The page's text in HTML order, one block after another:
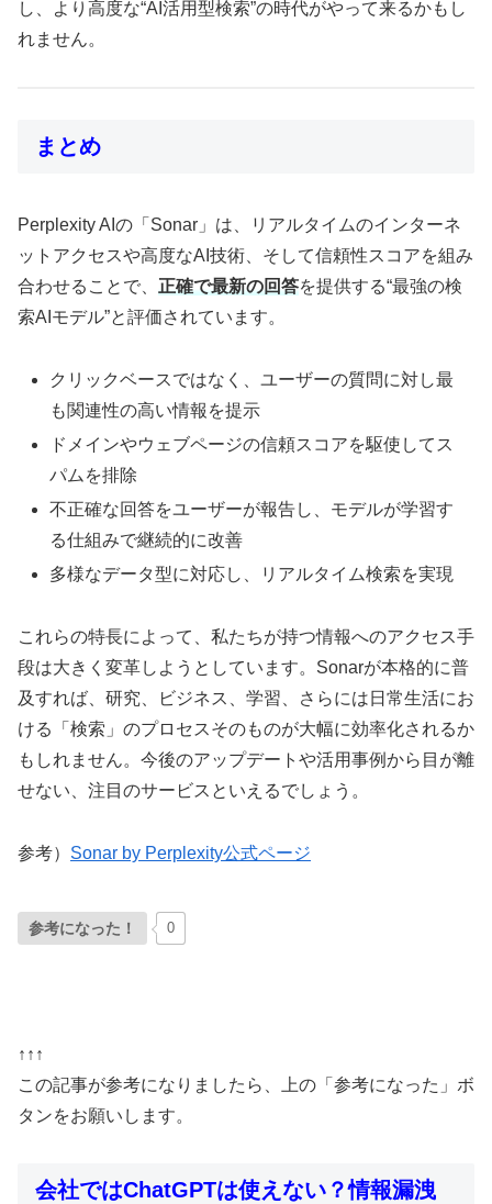
し、より高度な“AI活用型検索”の時代がやって来るかもし
れません。
まとめ
Perplexity AIの「Sonar」は、リアルタイムのインターネ
ットアクセスや高度なAI技術、そして信頼性スコアを組み
合わせることで、 正確で最新の回答を提供する“最強の検
索AIモデル”と評価されています。
クリックベースではなく、ユーザーの質問に対し最
も関連性の高い情報を提示
ドメインやウェブページの信頼スコアを駆使してス
パムを排除
不正確な回答をユーザーが報告し、モデルが学習す
る仕組みで継続的に改善
多様なデータ型に対応し、リアルタイム検索を実現
これらの特長によって、私たちが持つ情報へのアクセス手
段は大きく変革しようとしています。Sonarが本格的に普
及すれば、研究、ビジネス、学習、さらには日常生活にお
ける「検索」のプロセスそのものが大幅に効率化されるか
もしれません。今後のアップデートや活用事例から目が離
せない、注目のサービスといえるでしょう。
参考） Sonar by Perplexity公式ページ
参考になった！ 0
↑↑↑
この記事が参考になりましたら、上の「参考になった」ボ
タンをお願いします。
会社ではChatGPTは使えない？情報漏洩